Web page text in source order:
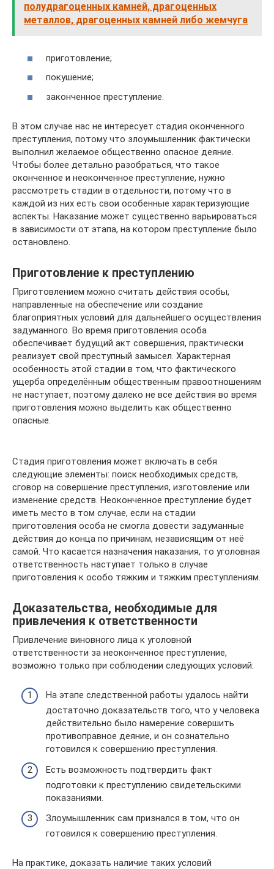
полудрагоценных камней, драгоценных
металлов, драгоценных камней либо жемчуга
приготовление;
покушение;
законченное преступление.
В этом случае нас не интересует стадия оконченного
преступления, потому что злоумышленник фактически
выполнил желаемое общественно опасное деяние.
Чтобы более детально разобраться, что такое
оконченное и неоконченное преступление, нужно
рассмотреть стадии в отдельности, потому что в
каждой из них есть свои особенные характеризующие
аспекты. Наказание может существенно варьироваться
в зависимости от этапа, на котором преступление было
остановлено.
Приготовление к преступлению
Приготовлением можно считать действия особы,
направленные на обеспечение или создание
благоприятных условий для дальнейшего осуществления
задуманного. Во время приготовления особа
обеспечивает будущий акт совершения, практически
реализует свой преступный замысел. Характерная
особенность этой стадии в том, что фактического
ущерба определённым общественным правоотношениям
не наступает, поэтому далеко не все действия во время
приготовления можно выделить как общественно
опасные.
Стадия приготовления может включать в себя
следующие элементы: поиск необходимых средств,
сговор на совершение преступления, изготовление или
изменение средств. Неоконченное преступление будет
иметь место в том случае, если на стадии
приготовления особа не смогла довести задуманные
действия до конца по причинам, независящим от неё
самой. Что касается назначения наказания, то уголовная
ответственность наступает только в случае
приготовления к особо тяжким и тяжким преступлениям.
Доказательства, необходимые для
привлечения к ответственности
Привлечение виновного лица к уголовной
ответственности за неоконченное преступление,
возможно только при соблюдении следующих условий:
На этапе следственной работы удалось найти
достаточно доказательств того, что у человека
действительно было намерение совершить
противоправное деяние, и он сознательно
готовился к совершению преступления.
Есть возможность подтвердить факт
подготовки к преступлению свидетельскими
показаниями.
Злоумышленник сам признался в том, что он
готовился к совершению преступления.
На практике, доказать наличие таких условий